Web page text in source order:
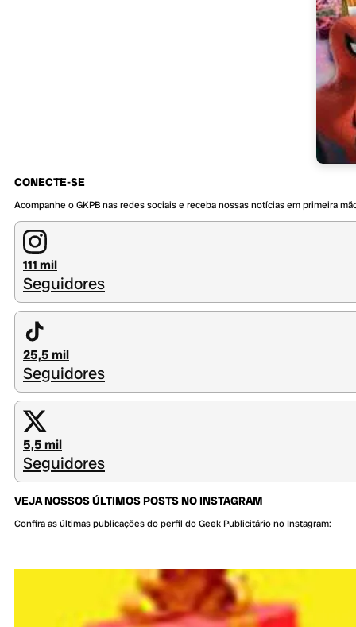
CONECTE-SE
Acompanhe o GKPB nas redes sociais e receba nossas notícias em primeira
111 mil
Seguidores
25,5 mil
Seguidores
5,5 mil
Seguidores
VEJA NOSSOS ÚLTIMOS POSTS NO INSTAGRAM
Confira as últimas publicações do perfil do Geek Publicitário no Instagram: